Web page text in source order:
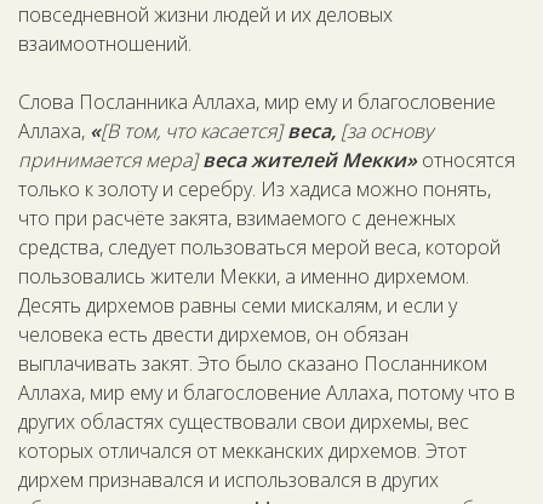
повседневной жизни людей и их деловых
взаимоотношений.
Слова Посланника Аллаха, мир ему и благословение
Аллаха, «[В том, что касается]веса, [за основу
принимается мера]веса жителей Мекки»относятся
только к золоту и серебру. Из хадиса можно понять,
что при расчёте закята, взимаемого с денежных
средства, следует пользоваться мерой веса, которой
пользовались жители Мекки, а именно дирхемом.
Десять дирхемов равны семи мискалям, и если у
человека есть двести дирхемов, он обязан
выплачивать закят. Это было сказано Посланником
Аллаха, мир ему и благословение Аллаха, потому что в
других областях существовали свои дирхемы, вес
которых отличался от мекканских дирхемов. Этот
дирхем признавался и использовался в других